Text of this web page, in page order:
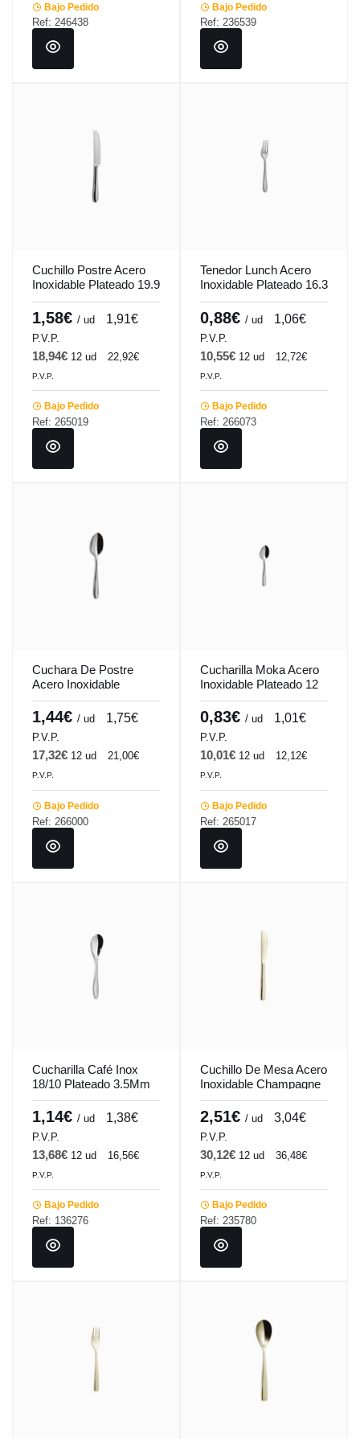
Bajo Pedido
Ref: 246438
Bajo Pedido
Ref: 236539
Cuchillo Postre Acero
Inoxidable Plateado 19.9
Cm Tulip Pro.mundi
1,58€ / ud 1,91€
P.V.P.
18,94€ 12 ud 22,92€
P.V.P.
Bajo Pedido
Ref: 265019
Tenedor Lunch Acero
Inoxidable Plateado 16.3
Cm Tulip Pro.mundi
0,88€ / ud 1,06€
P.V.P.
10,55€ 12 ud 12,72€
P.V.P.
Bajo Pedido
Ref: 266073
Cuchara De Postre
Acero Inoxidable
Plateado 18.8 Cm Tulip
Pro.mundi
1,44€ / ud 1,75€
P.V.P.
17,32€ 12 ud 21,00€
P.V.P.
Bajo Pedido
Ref: 266000
Cucharilla Moka Acero
Inoxidable Plateado 12
Cm Tulip Pro.mundi
0,83€ / ud 1,01€
P.V.P.
10,01€ 12 ud 12,12€
P.V.P.
Bajo Pedido
Ref: 265017
Cucharilla Café Inox
18/10 Plateado 3.5Mm
Espesor Online Comas
1,14€ / ud 1,38€
P.V.P.
13,68€ 12 ud 16,56€
P.V.P.
Bajo Pedido
Ref: 136276
Cuchillo De Mesa Acero
Inoxidable Champagne
22.1Cm Barcelona
Colors Comas
2,51€ / ud 3,04€
P.V.P.
30,12€ 12 ud 36,48€
P.V.P.
Bajo Pedido
Ref: 235780